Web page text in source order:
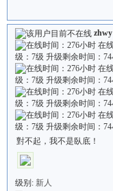
zhwy
對不起，我不是臥底！
级别: 新人